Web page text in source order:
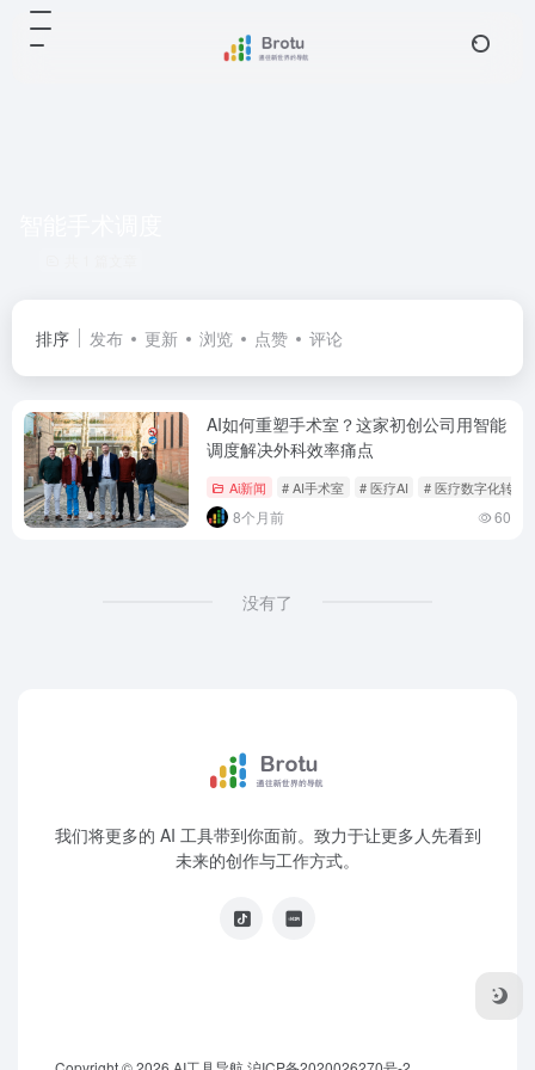
排序 发布 更新 浏览 点赞 评论
AI如何重塑手术室？这家初创公司用智能
调度解决外科效率痛点
Ai新闻 # AI手术室 # 医疗AI # 医疗数字化转型
8个月前 60
没有了
我们将更多的 AI 工具带到你面前。致力于让更多人先看到
未来的创作与工作方式。